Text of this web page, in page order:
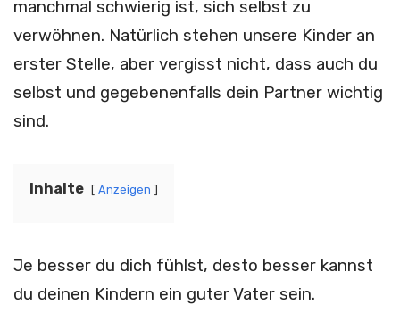
manchmal schwierig ist, sich selbst zu
verwöhnen. Natürlich stehen unsere Kinder an
erster Stelle, aber vergisst nicht, dass auch du
selbst und gegebenenfalls dein Partner wichtig
sind.
Inhalte Anzeigen
Je besser du dich fühlst, desto besser kannst
du deinen Kindern ein guter Vater sein.